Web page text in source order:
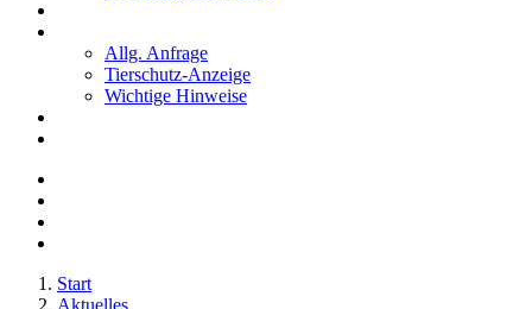
Allg. Anfrage
Tierschutz-Anzeige
Wichtige Hinweise
Start
Aktuelles